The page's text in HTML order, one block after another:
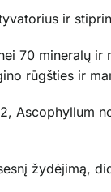
ir
70
rūgšties ir
Ascophyllum
žydėjimą,